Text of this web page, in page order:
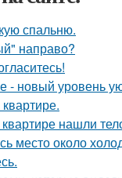
спальню.
направо?
- новый уровень
квартире нашли
место около